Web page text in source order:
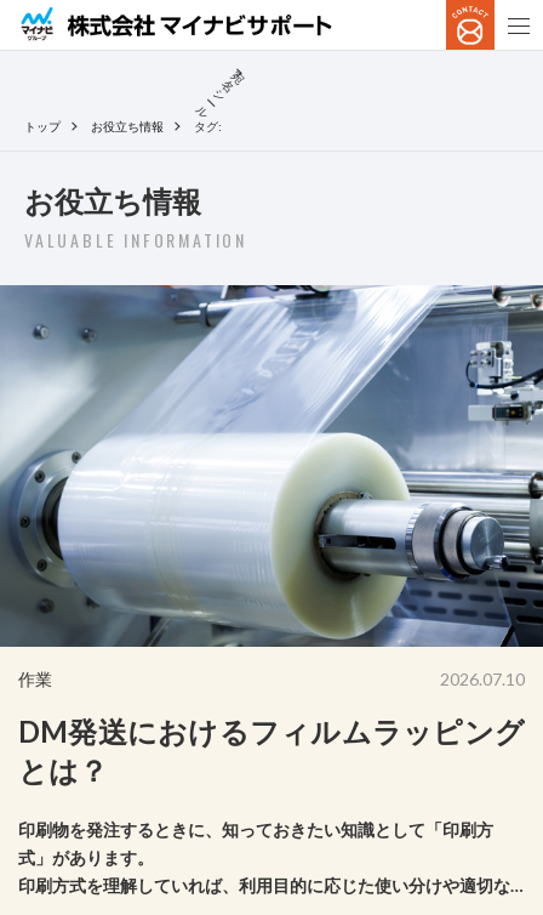
トップ お役立ち情報 タグ:
宛
名
シ
ー
ル
お役立ち情報
VALUABLE INFORMATION
作業 2026.07.10
DM発送におけるフィルムラッピング
とは？
印刷物を発注するときに、知っておきたい知識として「印刷方
式」があります。
印刷方式を理解していれば、利用目的に応じた使い分けや適切な